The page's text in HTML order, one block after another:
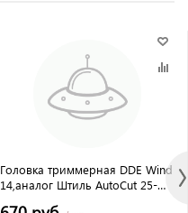
Головка триммерная DDE Wind
14,аналог Штиль AutoCut 25-